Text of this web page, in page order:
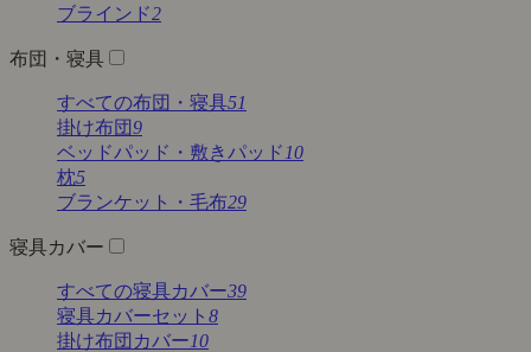
ブラインド2
布団・寝具
すべての布団・寝具51
掛け布団9
ベッドパッド・敷きパッド 10
枕5
ブランケット・毛布29
寝具カバー
すべての寝具カバー39
寝具カバーセット 8
掛け布団カバー10